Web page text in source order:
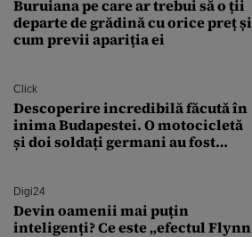
Buruiana pe care ar trebui să o ții
departe de grădină cu orice preț și
cum previi apariția ei
Click
Descoperire incredibilă făcută în
inima Budapestei. O motocicletă
și doi soldați germani au fost
Digi24
Devin oamenii mai puțin
inteligenți? Ce este „efectul Flynn